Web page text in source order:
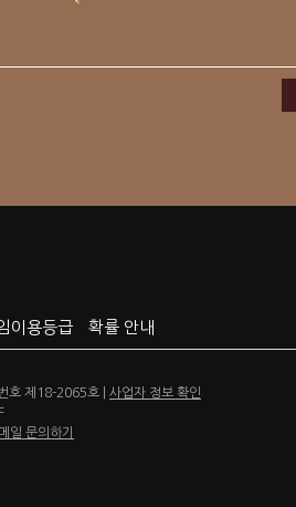
이용등급 확률 안내
호 제18-2065호 | 사업자 정보 확인
일 문의하기